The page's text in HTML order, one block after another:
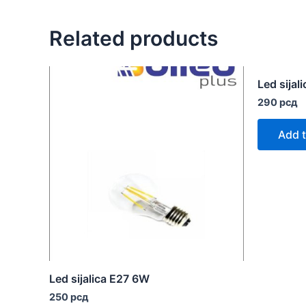
Related products
Led sijalica E27 6W
250рсд
Led
290рсд
Add